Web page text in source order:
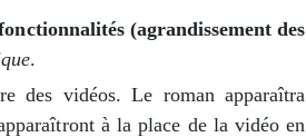
(agrandissement des
.
des vidéos. Le roman apparaîtra
à la place de la vidéo en